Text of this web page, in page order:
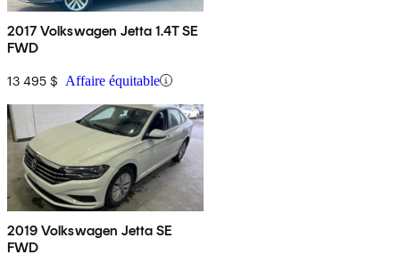
2017 Volkswagen Jetta 1.4T SE
FWD
13 495 $ Affaire équitable
2019 Volkswagen Jetta SE
FWD